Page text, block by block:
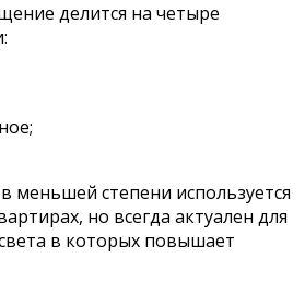
делится на четыре
меньшей степени используется
но всегда актуален для
в которых повышает